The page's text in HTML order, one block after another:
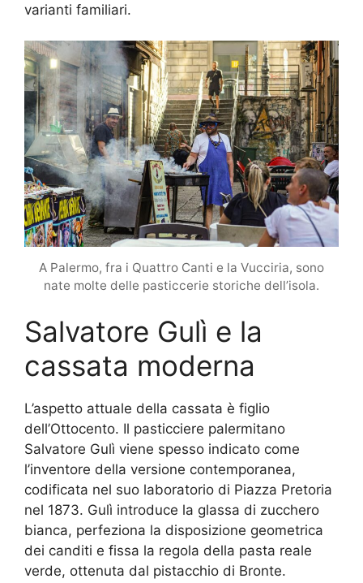
varianti familiari.
A Palermo, fra i Quattro Canti e la Vucciria, sono
nate molte delle pasticcerie storiche dell’isola.
Salvatore Gulì e la
cassata moderna
L’aspetto attuale della cassata è figlio
dell’Ottocento. Il pasticciere palermitano
Salvatore Gulì viene spesso indicato come
l’inventore della versione contemporanea,
codificata nel suo laboratorio di Piazza Pretoria
nel 1873. Gulì introduce la glassa di zucchero
bianca, perfeziona la disposizione geometrica
dei canditi e fissa la regola della pasta reale
verde, ottenuta dal pistacchio di Bronte.